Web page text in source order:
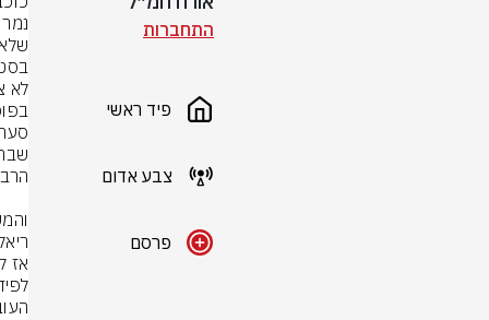
התחברות
פיד ראשי
צבע אדום
פרסם